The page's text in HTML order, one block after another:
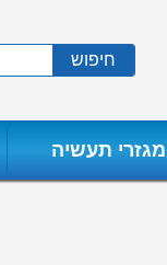
חיפוש
מגזרי תעשיה